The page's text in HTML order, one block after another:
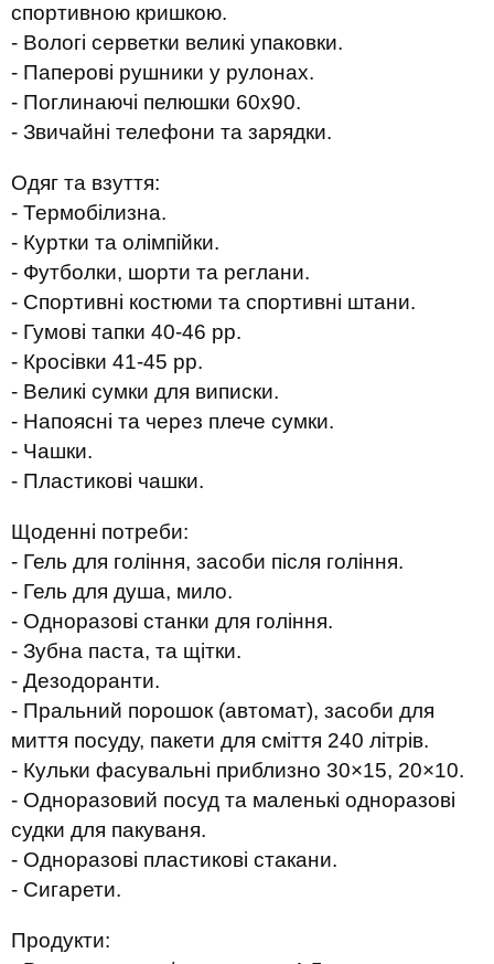
спортивною кришкою.
- Вологі серветки великі упаковки.
- Паперові рушники у рулонах.
- Поглинаючі пелюшки 60х90.
- Звичайні телефони та зарядки.
Одяг та взуття:
- Термобілизна.
- Куртки та олімпійки.
- Футболки, шорти та реглани.
- Спортивні костюми та спортивні штани.
- Гумові тапки 40-46 рр.
- Кросівки 41-45 рр.
- Великі сумки для виписки.
- Напоясні та через плече сумки.
- Чашки.
- Пластикові чашки.
Щоденні потреби:
- Гель для гоління, засоби після гоління.
- Гель для душа, мило.
- Одноразові станки для гоління.
- Зубна паста, та щітки.
- Дезодоранти.
- Пральний порошок (автомат), засоби для
миття посуду, пакети для сміття 240 літрів.
- Кульки фасувальні приблизно 30×15, 20×10.
- Одноразовий посуд та маленькі одноразові
судки для пакуваня.
- Одноразові пластикові стакани.
- Сигарети.
Продукти: